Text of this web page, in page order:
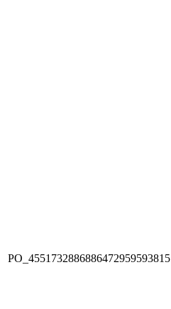
PO_4551732886886472959593815